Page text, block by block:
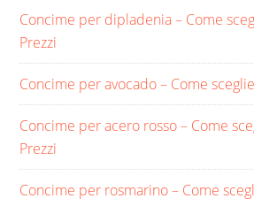
Concime per dipladenia​ – Come
Prezzi
Concime per avocado​ – Come
Concime per acero rosso​ – Come
Prezzi
Concime per rosmarino​ – Come